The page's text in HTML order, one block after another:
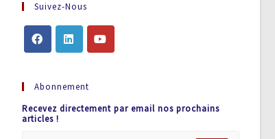
Suivez-Nous
Abonnement
Recevez directement par email nos prochains
articles !